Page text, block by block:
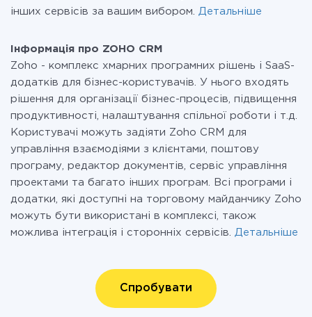
інших сервісів за вашим вибором. Детальніше
Інформація про ZOHO CRM
Zoho - комплекс хмарних програмних рішень і SaaS-
додатків для бізнес-користувачів. У нього входять
рішення для організації бізнес-процесів, підвищення
продуктивності, налаштування спільної роботи і т.д.
Користувачі можуть задіяти Zoho CRM для
управління взаємодіями з клієнтами, поштову
програму, редактор документів, сервіс управління
проектами та багато інших програм. Всі програми і
додатки, які доступні на торговому майданчику Zoho
можуть бути використані в комплексі, також
можлива інтеграція і сторонніх сервісів. Детальніше
Спробувати